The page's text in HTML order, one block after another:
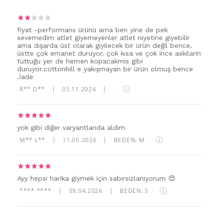
fiyat -performans ürünü ama ben yine de pek
sevemedim atlet giyemeyenler atlet niyetine giyebilir
ama dışarda üst olarak giyilecek bir ürün değil bence.
üstte çok emanet duruyor. çok kısa ve çok ince askılarin
tuttuğu yer de hemen kopacakmis gibi
duruyor.cottonhill e yakışmayan bir ürün olmuş bence
.İade
R** D** | 05.11.2024 | ·
yok gibi diğer varyantlarıda aldım
M** L** | 11.05.2026 | BEDEN: M ·
Ayy hepsi harika giymek için sabırsızlanıyorum 😍
**** **** 09.04.2026 BEDEN: S ·